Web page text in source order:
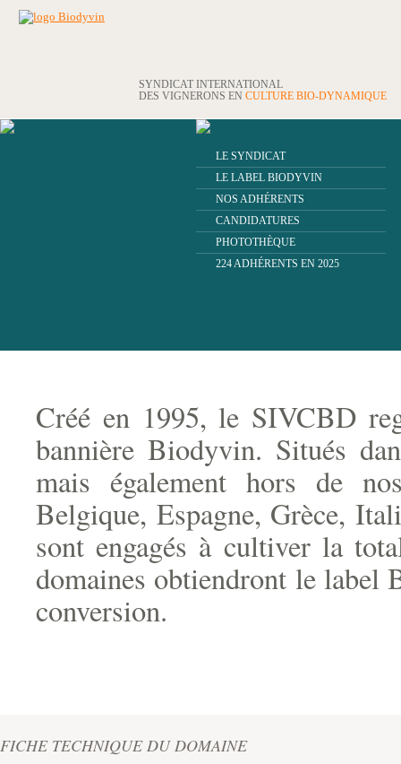
SYNDICAT INTERNATIONAL
DES VIGNERONS EN CULTURE BIO-DYNAMIQUE
LE SYNDICAT
LE LABEL BIODYVIN
NOS ADHÉRENTS
CANDIDATURES
PHOTOTHÈQUE
224 ADHÉRENTS EN 2025
Créé en 1995, le SIVCBD
bannière Biodyvin. Situés
mais également hors de
Belgique, Espagne, Grèce,
sont engagés à cultiver la
domaines obtiendront le label
conversion.
FICHE TECHNIQUE DU DOMAINE